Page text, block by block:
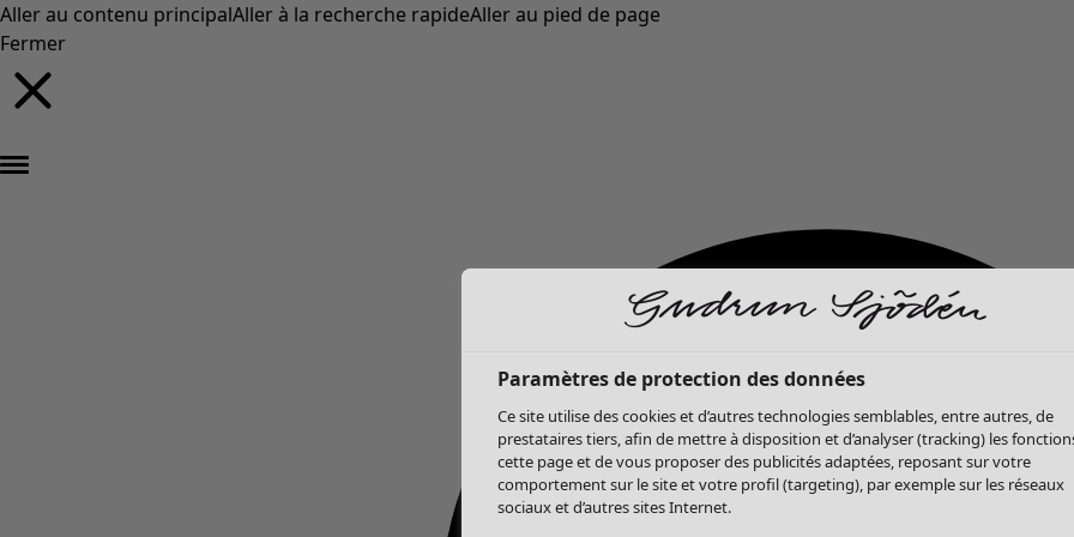
Aller au contenu principalAller à la recherche rapideAller au pied de page
Fermer
Paramètres de protection des données
Ce site utilise des cookies et d’autres technologies semblables, entre autres, de
prestataires tiers, afin de mettre à disposition et d’analyser (tracking) les
cette page et de vous proposer des publicités adaptées, reposant sur votre
comportement sur le site et votre profil (targeting), par exemple sur les réseaux
sociaux et d’autres sites Internet.